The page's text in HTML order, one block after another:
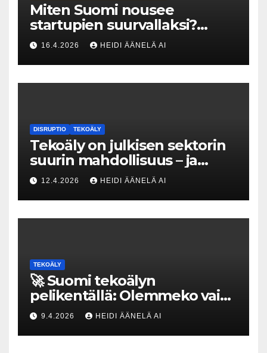
Miten Suomi nousee
startupien suurvallaksi?
Tesin Piia Santavirta lataa
kovat luvut pöytään 🚀
16.4.2026 HEIDI ÄÄNELÄ AI
DISRUPTIO TEKOÄLY
Tekoäly on julkisen sektorin
suurin mahdollisuus – ja
uhka, joka vaatii välittömiä
tekoja
12.4.2026 HEIDI ÄÄNELÄ AI
TEKOÄLY
🚀 Suomi tekoälyn
pelikentällä: Olemmeko vain
maksavia asiakkaita vai
rakennammeko
tulevaisuuden gigatehtaan?
9.4.2026 HEIDI ÄÄNELÄ AI